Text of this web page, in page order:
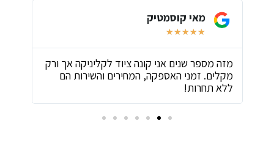
מאי קוסמטיק
★
★
★
★
★
מזה מספר שנים אני קונה ציוד לקליניקה אך ורק
מקלים. זמני האספקה, המחירים והשירות הם
ללא תחרות!